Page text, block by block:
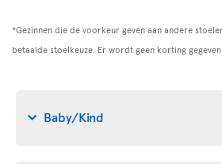
*Gezinnen die de voorkeur geven aan andere
betaalde stoelkeuze. Er wordt geen korting
Baby/Kind